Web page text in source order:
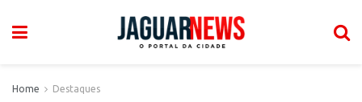
Home Destaques